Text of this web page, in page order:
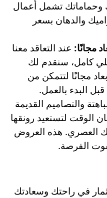
وحماماتك تشمل أعمال
والدهان بسعر
مجانًا: عند التعاقد معنا
كامل، سنقدم لك
مجانًا لتتمكن من
البدء بالعمل.
والتصاميم القديمة
الوقت لتستعيد رونقها
العصري. هذه العروض
الفرصة.
في راحتك وسعادتك